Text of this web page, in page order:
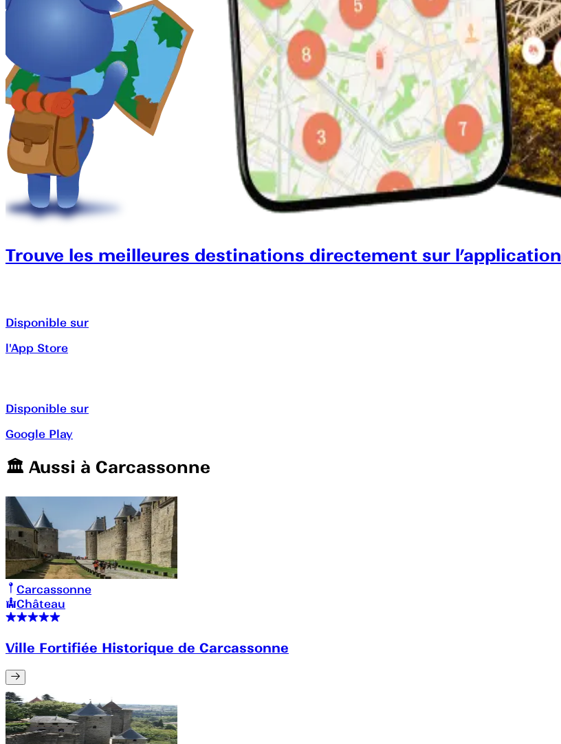
Trouve les meilleures destinations directement sur l’application
Disponible sur
l'App Store
Disponible sur
Google Play
🏛️️ Aussi à Carcassonne
Carcassonne
Château
Ville Fortifiée Historique de Carcassonne